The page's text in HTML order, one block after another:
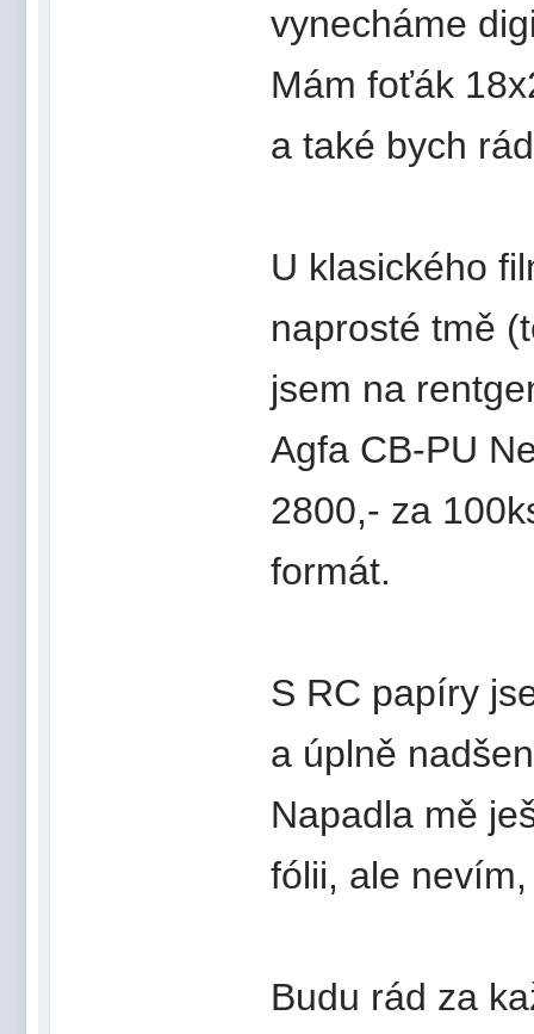
vynecháme
Mám foťák
a také bych
U klasického
naprosté tmě
jsem na
Agfa CB-PU
2800,- za
formát.
S RC papíry
a úplně
Napadla mě
fólii, ale
Budu rád za